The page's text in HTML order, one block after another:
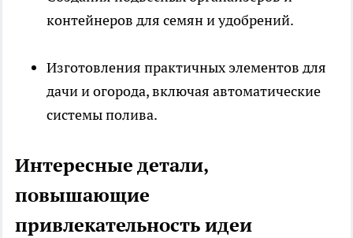
контейнеров для семян и удобрений.
Изготовления практичных элементов для
дачи и огорода, включая автоматические
системы полива.
Интересные детали,
повышающие
привлекательность идеи